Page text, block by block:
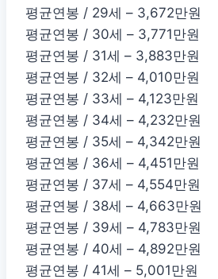
평균연봉 / 29세 – 3,672만원
평균연봉 / 30세 – 3,771만원
평균연봉 / 31세 – 3,883만원
평균연봉 / 32세 – 4,010만원
평균연봉 / 33세 – 4,123만원
평균연봉 / 34세 – 4,232만원
평균연봉 / 35세 – 4,342만원
평균연봉 / 36세 – 4,451만원
평균연봉 / 37세 – 4,554만원
평균연봉 / 38세 – 4,663만원
평균연봉 / 39세 – 4,783만원
평균연봉 / 40세 – 4,892만원
평균연봉 / 41세 – 5,001만원